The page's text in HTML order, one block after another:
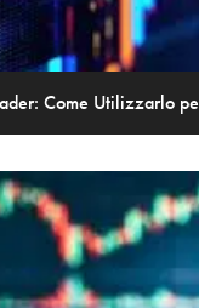
Come Utilizzarlo